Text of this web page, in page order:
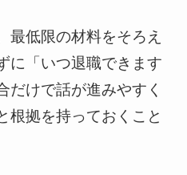
最低限の材料をそろえ
に「いつ退職できます
だけで話が進みやすく
根拠を持っておくこと